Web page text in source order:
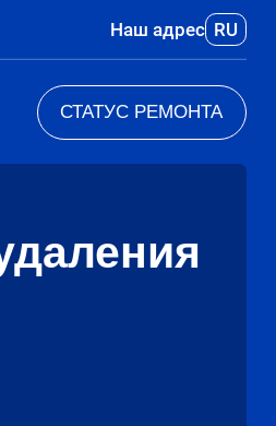
Наш адрес RU
СТАТУС РЕМОНТА